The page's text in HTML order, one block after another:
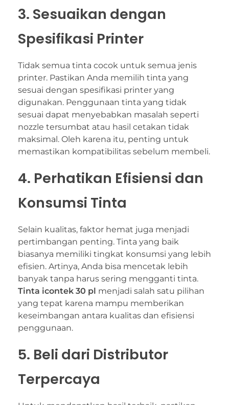
3. Sesuaikan dengan
Spesifikasi Printer
Tidak semua tinta cocok untuk semua jenis
printer. Pastikan Anda memilih tinta yang
sesuai dengan spesifikasi printer yang
digunakan. Penggunaan tinta yang tidak
sesuai dapat menyebabkan masalah seperti
nozzle tersumbat atau hasil cetakan tidak
maksimal. Oleh karena itu, penting untuk
memastikan kompatibilitas sebelum membeli.
4. Perhatikan Efisiensi dan
Konsumsi Tinta
Selain kualitas, faktor hemat juga menjadi
pertimbangan penting. Tinta yang baik
biasanya memiliki tingkat konsumsi yang lebih
efisien. Artinya, Anda bisa mencetak lebih
banyak tanpa harus sering mengganti tinta.
Tinta icontek 30 pl menjadi salah satu pilihan
yang tepat karena mampu memberikan
keseimbangan antara kualitas dan efisiensi
penggunaan.
5. Beli dari Distributor
Terpercaya